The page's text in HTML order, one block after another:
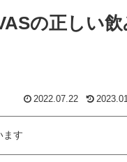
の正しい
2022.07.22
ます